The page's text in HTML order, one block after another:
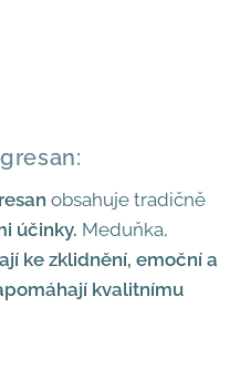
obsahuje tradičně
účinky. Meduňka,
ke zklidnění, emoční a
kvalitnímu